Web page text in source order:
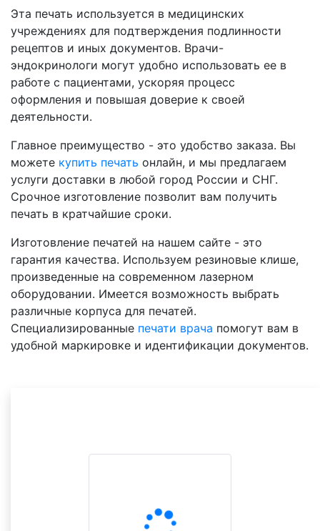
Эта печать используется в медицинских
учреждениях для подтверждения подлинности
рецептов и иных документов. Врачи-
эндокринологи могут удобно использовать ее в
работе с пациентами, ускоряя процесс
оформления и повышая доверие к своей
деятельности.
Главное преимущество - это удобство заказа. Вы
можете купить печать онлайн, и мы предлагаем
услуги доставки в любой город России и СНГ.
Срочное изготовление позволит вам получить
печать в кратчайшие сроки.
Изготовление печатей на нашем сайте - это
гарантия качества. Используем резиновые клише,
произведенные на современном лазерном
оборудовании. Имеется возможность выбрать
различные корпуса для печатей.
Специализированные печати врача помогут вам в
удобной маркировке и идентификации документов.
Сравните оттиск с вашей печатью и выберите